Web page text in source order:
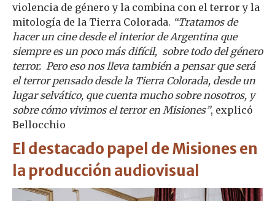
violencia de género y la combina con el terror y la
mitología de la Tierra Colorada. “Tratamos de
hacer un cine desde el interior de Argentina que
siempre es un poco más difícil, sobre todo del género
terror. Pero eso nos lleva también a pensar que será
el terror pensado desde la Tierra Colorada, desde un
lugar selvático, que cuenta mucho sobre nosotros, y
sobre cómo vivimos el terror en Misiones”, explicó
Bellocchio
El destacado papel de Misiones en
la producción audiovisual